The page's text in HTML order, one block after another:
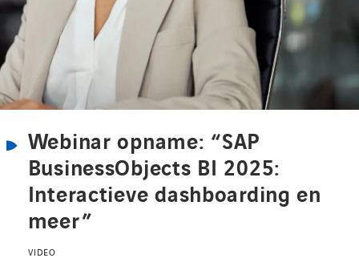
NIEUWS & INSPIRATIE
Nieuws
Kennisbank
Referenties
Events
Webinar opname: “SAP
BusinessObjects BI 2025:
Interactieve dashboarding en
meer”
VIDEO